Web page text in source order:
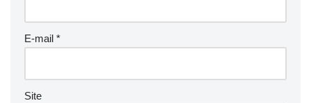
E-mail *
Site